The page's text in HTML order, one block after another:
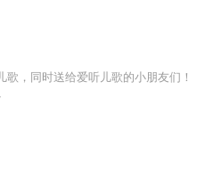
歌，同时送给爱听儿歌的小朋友们！